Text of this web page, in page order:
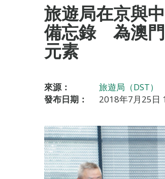
旅遊局在京與
備忘錄 為澳門
元素
來源：
旅遊局（DST）
發布日期：
2018年7月25日